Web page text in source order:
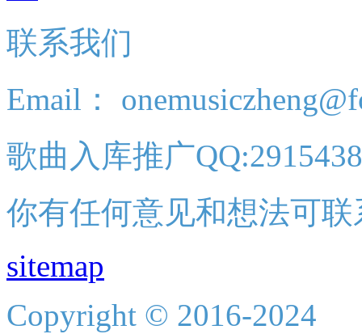
联系我们
Email：
歌曲入库推广
你有任何意见和想法可
sitemap
Copyright © 2016-2024